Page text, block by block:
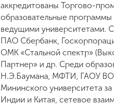
аккредитованы Торгово-
образовательные
ведущими университетами.
ПАО Сбербанк,
ОМК «Стальной спектр»
Партнер» и др. Среди
Н.Э.Баумана, МФТИ, ГАОУ ВО
Мининского университета
Индии и Китая, сетевое